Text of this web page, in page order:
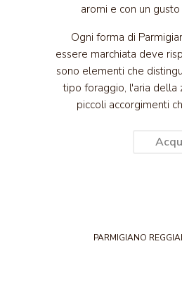
aromi e con un
Ogni forma di
essere marchiata deve
sono elementi che
tipo foraggio, l'aria della
piccoli accorgimenti
PARMIGIANO